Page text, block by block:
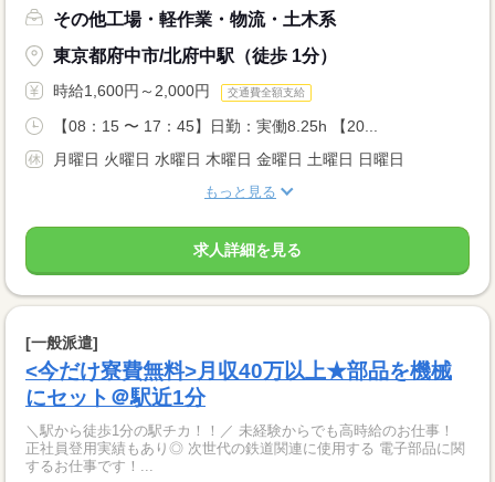
その他工場・軽作業・物流・土木系
東京都府中市/北府中駅（徒歩 1分）
時給1,600円～2,000円 交通費全額支給
【08：15 〜 17：45】日勤：実働8.25h 【20...
月曜日 火曜日 水曜日 木曜日 金曜日 土曜日 日曜日
もっと見る
求人詳細を見る
[一般派遣]
<今だけ寮費無料>月収40万以上★部品を機械
にセット＠駅近1分
＼駅から徒歩1分の駅チカ！！／ 未経験からでも高時給のお仕事！
正社員登用実績もあり◎ 次世代の鉄道関連に使用する 電子部品に関
するお仕事です！...